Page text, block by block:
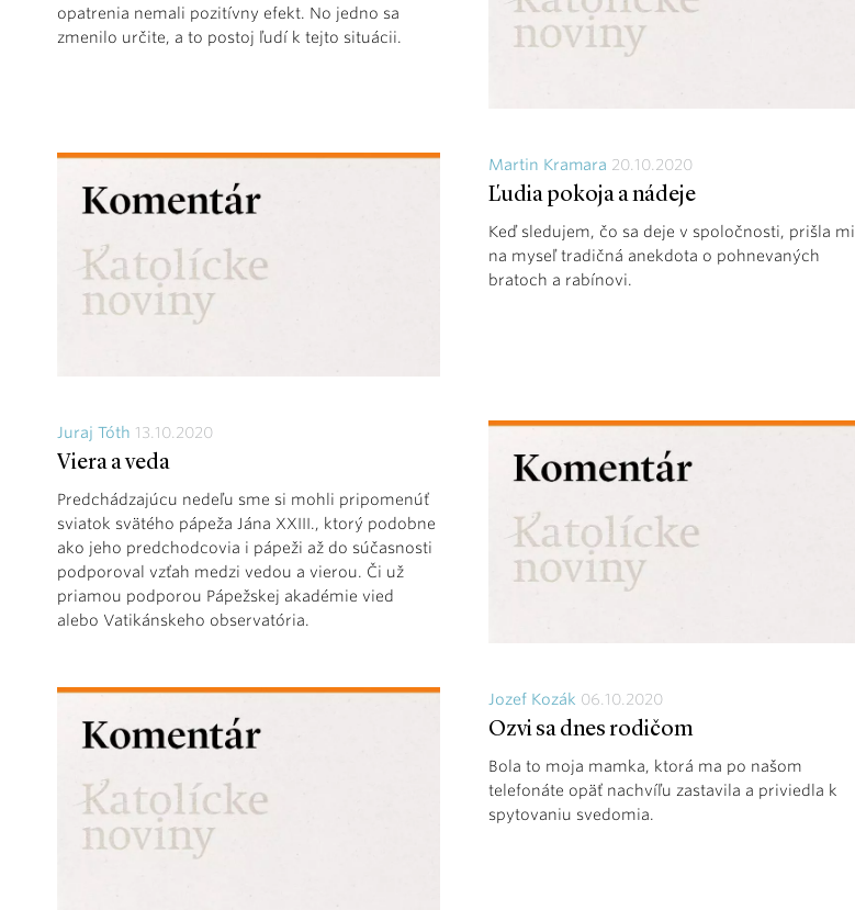
opatrenia nemali pozitívny efekt. No jedno sa
zmenilo určite, a to postoj ľudí k tejto situácii.
Martin Kramara 20.10.2020
Ľudia pokoja a nádeje
Keď sledujem, čo sa deje v spoločnosti, prišla mi
na myseľ tradičná anekdota o pohnevaných
bratoch a rabínovi.
Juraj Tóth 13.10.2020
Viera a veda
Predchádzajúcu nedeľu sme si mohli pripomenúť
sviatok svätého pápeža Jána XXIII., ktorý podobne
ako jeho predchodcovia i pápeži až do súčasnosti
podporoval vzťah medzi vedou a vierou. Či už
priamou podporou Pápežskej akadémie vied
alebo Vatikánskeho observatória.
Jozef Kozák 06.10.2020
Ozvi sa dnes rodičom
Bola to moja mamka, ktorá ma po našom
telefonáte opäť nachvíľu zastavila a priviedla k
spytovaniu svedomia.